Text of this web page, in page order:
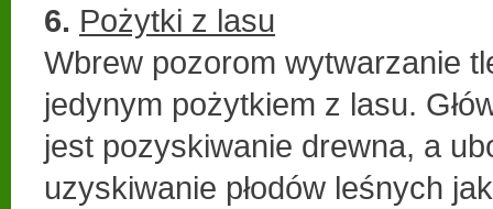
6. Pożytki z lasu
Wbrew pozorom wytwarzanie
jedynym pożytkiem z lasu.
jest pozyskiwanie drewna, a
uzyskiwanie płodów leśnych